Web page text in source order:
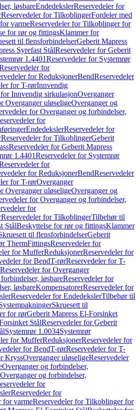
løsbareEndedekslerReservedeler for
Reservedeler for TilkoblingerFordeler med
varmeReservedeler for Tilkoblinger for
for rør og fittingsKlammer for
til flensforbindelserGeberit Mapress
Syrefast StålReservedeler for Geberit
1.4401Reservedeler for Systemrør
for
for ReduksjonerBendReservedeler
for T-rørInnvendig
Innvendig sirkulasjonOverganger
Overganger uløseligeOverganger og
for Overganger og forbindelser,
for
EndedekslerReservedeler for
Reservedeler for TilkoblingerGeberit
Reservedeler for Geberit Mapress
1.4401Reservedeler for Systemrør
for
for ReduksjonerBendReservedeler
for T-rørOverganger
Overganger uløseligeOverganger og
for Overganger og forbindelser,
for
Reservedeler for TilkoblingerTilbehør til
StålBeskyttelse for rør og fittingsKlammer
til flensforbindelserGeberit
ThermFittingsReservedeler for
for MufferReduksjonerReservedeler for
for BendT-rørReservedeler for T-
Reservedeler for Overganger
løsbareReservedeler for
løsbareKompensatorerReservedeler for
Reservedeler for EndedekslerTilbehør til
Skruesett til
for rørGeberit Mapress El-Forsinket
StålReservedeler for Geberit
Systemrør 1.0034Systemrør
for MufferReduksjonerReservedeler for
for BendT-rørReservedeler for T-
KryssOverganger uløseligeReservedeler
Overganger og forbindelser,
og forbindelser,
for
Reservedeler for
for varmeReservedeler for Tilkoblinger for